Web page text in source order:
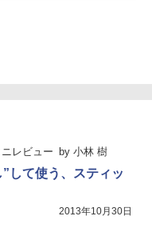
レビュー by 小林 樹
して使う、スティッ
2013年10月30日